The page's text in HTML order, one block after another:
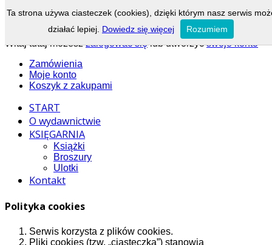
Obsługa klienta: tel.:22 836 80 80 , fax:22 836 80 81, e-mail:
ksiegarnia@wydawnictworemedium.pl
Witaj tutaj możeszzalogować sięlub utworzyćswoje konto
Zamówienia
Moje konto
Koszyk z zakupami
START
O wydawnictwie
KSIĘGARNIA
Książki
Broszury
Ulotki
Kontakt
Polityka cookies
Serwis korzysta z plików cookies.
Pliki cookies (tzw. „ciasteczka”) stanowią
Ta strona używa ciasteczek (cookies), dzięki którym nasz serwis
działać lepiej. Dowiedz się więcej Rozumiem